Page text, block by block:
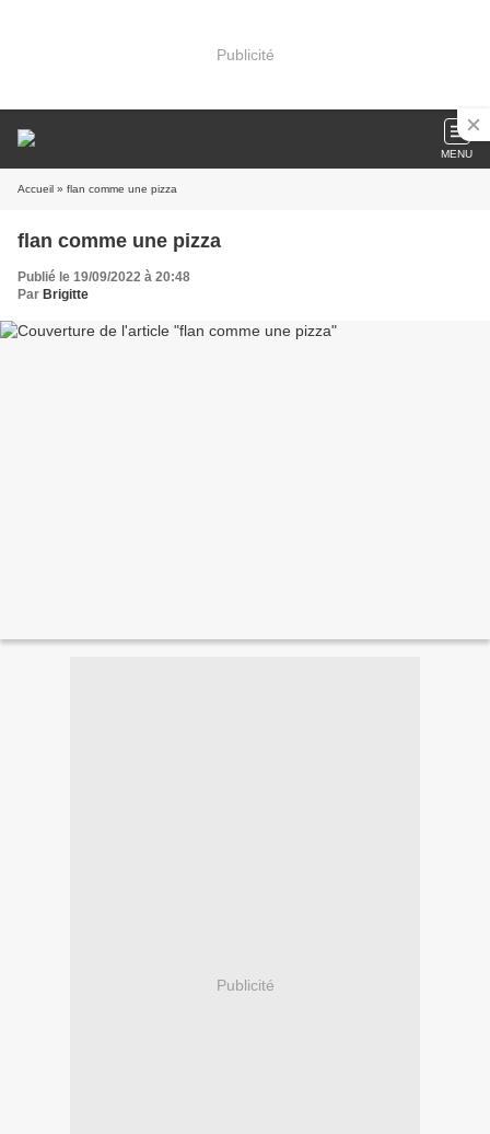
Publicité
MENU
Accueil » flan comme une pizza
flan comme une pizza
Publié le 19/09/2022 à 20:48
Par Brigitte
Publicité